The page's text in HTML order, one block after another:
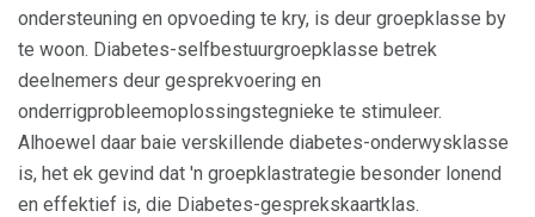
ondersteuning en opvoeding te kry, is deur groepklasse by
te woon. Diabetes-selfbestuurgroepklasse betrek
deelnemers deur gesprekvoering en
onderrigprobleemoplossingstegnieke te stimuleer.
Alhoewel daar baie verskillende diabetes-onderwysklasse
is, het ek gevind dat 'n groepklastrategie besonder lonend
en effektief is, die Diabetes-gesprekskaartklas.